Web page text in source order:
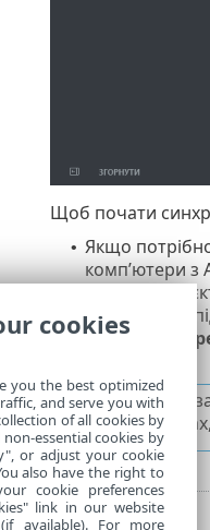
Щоб почати
• Якщо
комп’ютери з
Виберіть
Налаштуйте
Directory
Ви можете
cookies
you the best optimized
and serve you with
of all cookies by
essential cookies by
or adjust your cookie
also have the right to
cookie preferences
link in our website
available). For more